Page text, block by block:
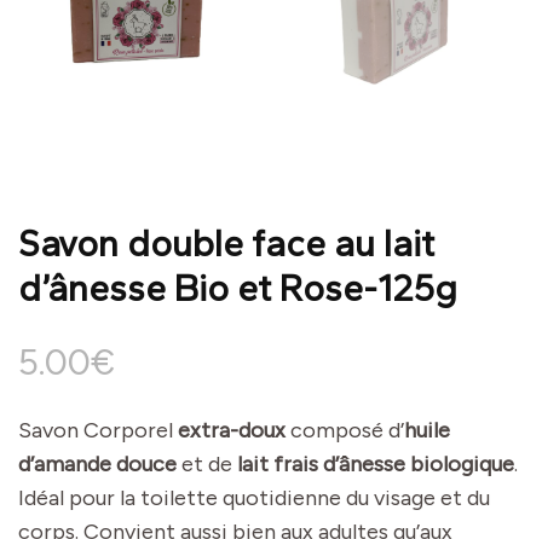
Savon double face au lait
d’ânesse Bio et Rose-125g
5.00€
Savon Corporelextra-douxcomposé d’huile
d’amande douceet de lait frais d’ânesse biologique.
Idéal pour la toilette quotidienne du visage et du
corps. Convient aussi bien aux adultes qu’aux